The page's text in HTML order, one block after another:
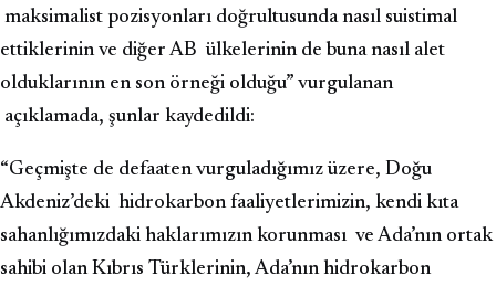
maksimalist pozisyonları doğrultusunda nasıl suistimal
ettiklerinin ve diğer AB ülkelerinin de buna nasıl alet
olduklarının en son örneği olduğu” vurgulanan
açıklamada, şunlar kaydedildi:
“Geçmişte de defaaten vurguladığımız üzere, Doğu
Akdeniz’deki hidrokarbon faaliyetlerimizin, kendi kıta
sahanlığımızdaki haklarımızın korunması ve Ada’nın ortak
sahibi olan Kıbrıs Türklerinin, Ada’nın hidrokarbon